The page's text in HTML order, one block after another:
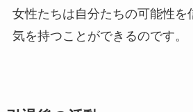
女性たちは自分たちの可能性を
気を持つことができるのです。